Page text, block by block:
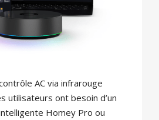
AC via infrarouge
utilisateurs ont besoin d’un
Homey Pro ou